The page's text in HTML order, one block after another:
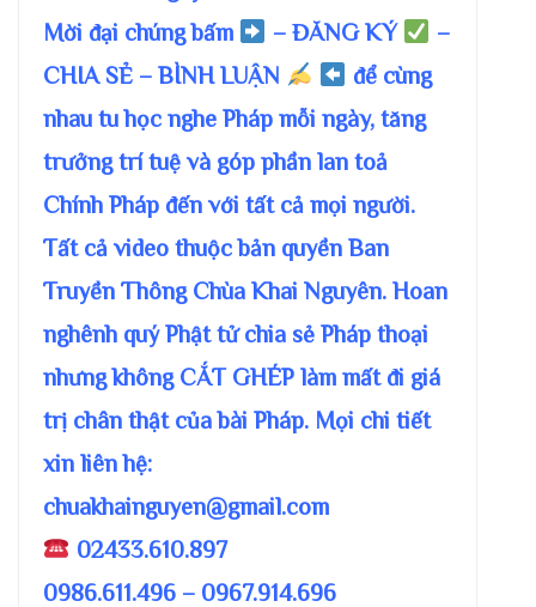
Mời đại chúng bấm
– ĐĂNG KÝ
–
CHIA SẺ – BÌNH LUẬN
để cùng
nhau tu học nghe Pháp mỗi ngày, tăng
trưởng trí tuệ và góp phần lan toả
Chính Pháp đến với tất cả mọi người.
Tất cả video thuộc bản quyền Ban
Truyền Thông Chùa Khai Nguyên. Hoan
nghênh quý Phật tử chia sẻ Pháp thoại
nhưng không CẮT GHÉP làm mất đi giá
trị chân thật của bài Pháp. Mọi chi tiết
xin liên hệ:
chuakhainguyen@gmail.com
02433.610.897
0986.611.496 – 0967.914.696